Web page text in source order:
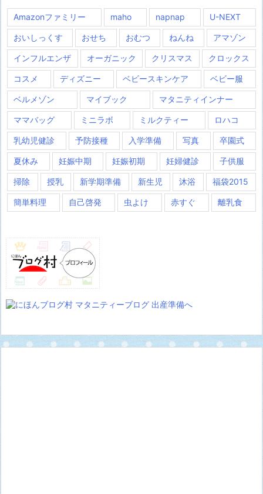
Amazonファミリー maho napnap U-NEXT
おいしっくす おせち おむつ ねんね アマゾン
インフルエンザ オーガニック クリスマス クロックス
コスメ ディズニー ベビースキンケア ベビー服
ベルメゾン マイブック マタニティインナー
ママバッグ ミニラボ ミルクティー ロハコ
乳幼児健診 予防接種 入学準備 写真 卒園式
夏休み 妊娠中期 妊娠初期 妊婦健診 子供服
掃除 授乳 新学期準備 新生児 沐浴 福袋2015
簡単料理 自己啓発 虫よけ 赤すぐ 離乳食